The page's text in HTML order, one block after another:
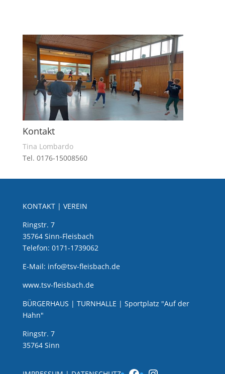
Kontakt
Tina Lombardo
Tel. 0176-15008560
KONTAKT | VEREIN
Ringstr. 7
35764 Sinn-Fleisbach
Telefon: 0171-1739062
E-Mail: info@tsv-fleisbach.de
www.tsv-fleisbach.de
BÜRGERHAUS | TURNHALLE | Sportplatz "Auf der
Hahn"
Ringstr. 7
35764 Sinn